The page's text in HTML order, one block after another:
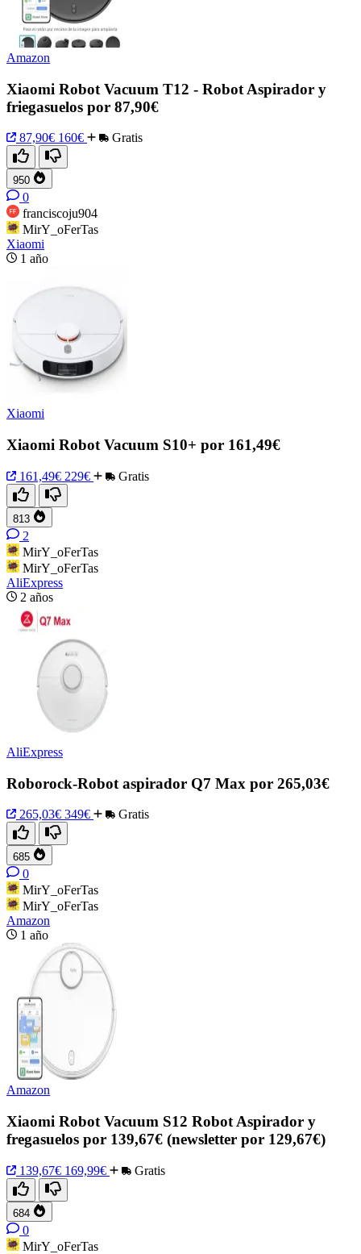
Amazon
Xiaomi Robot Vacuum T12 - Robot Aspirador y
friegasuelos por 87,90€
87,90€ 160€ Gratis
950
0
franciscoju904
MirY_oFerTas
Xiaomi
1 año
Xiaomi
Xiaomi Robot Vacuum S10+ por 161,49€
161,49€ 229€ Gratis
813
2
MirY_oFerTas
MirY_oFerTas
AliExpress
2 años
AliExpress
Roborock-Robot aspirador Q7 Max por 265,03€
265,03€ 349€ Gratis
685
0
MirY_oFerTas
MirY_oFerTas
Amazon
1 año
Amazon
Xiaomi Robot Vacuum S12 Robot Aspirador y
fregasuelos por 139,67€ (newsletter por 129,67€)
139,67€ 169,99€ Gratis
684
0
MirY_oFerTas